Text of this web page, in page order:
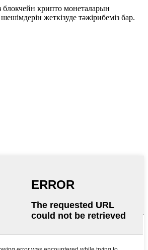
блокчейн крипто монеталарын
жеткізуде тәжірибеміз бар.